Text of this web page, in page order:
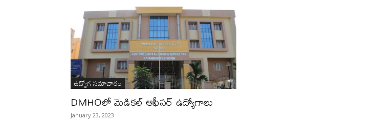
ఉద్యోగ సమాచారం
DMHOలో మెడికల్ ఆఫీసర్ ఉద్యోగాలు
January 23, 2023